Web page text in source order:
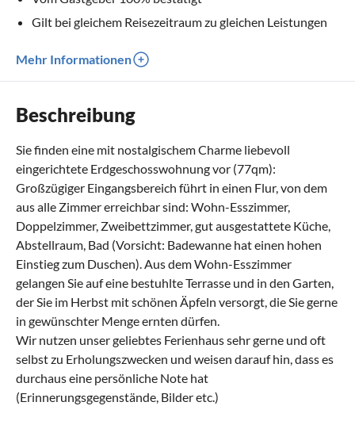
Gilt bei gleichem Reisezeitraum zu gleichen Leistungen
Mehr Informationen
Beschreibung
Sie finden eine mit nostalgischem Charme liebevoll
eingerichtete Erdgeschosswohnung vor (77qm):
Großzügiger Eingangsbereich führt in einen Flur, von dem
aus alle Zimmer erreichbar sind: Wohn-Esszimmer,
Doppelzimmer, Zweibettzimmer, gut ausgestattete Küche,
Abstellraum, Bad (Vorsicht: Badewanne hat einen hohen
Einstieg zum Duschen). Aus dem Wohn-Esszimmer
gelangen Sie auf eine bestuhlte Terrasse und in den Garten,
der Sie im Herbst mit schönen Äpfeln versorgt, die Sie gerne
in gewünschter Menge ernten dürfen.
Wir nutzen unser geliebtes Ferienhaus sehr gerne und oft
selbst zu Erholungszwecken und weisen darauf hin, dass es
durchaus eine persönliche Note hat
(Erinnerungsgegenstände, Bilder etc.)